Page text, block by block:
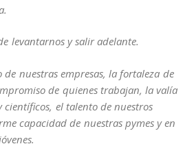
levantarnos y salir adelante.
nuestras empresas, la fortaleza de
de quienes trabajan, la valía
científicos, el talento de nuestros
capacidad de nuestras pymes y en